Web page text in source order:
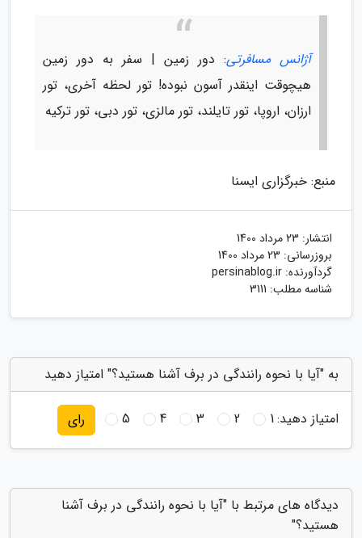
آژانس مسافرتی: دور زمین | سفر به دور زمین
هیچوقت اینقدر آسون نبوده! تور لحظه آخری، تور
ارزان، اروپا، تور تایلند، تور مالزی، تور دبی، تور ترکیه
منبع: خبرگزاری ایسنا
انتشار: 23 مرداد 1400
بروزرسانی: 23 مرداد 1400
گردآورنده: persinablog.ir
شناسه مطلب: 3111
به "آیا با نحوه رانندگی در برف آشنا هستید؟" امتیاز دهید
امتیاز دهید:1
2
3
4
5 رای
دیدگاه های مرتبط با "آیا با نحوه رانندگی در برف آشنا
هستید؟"